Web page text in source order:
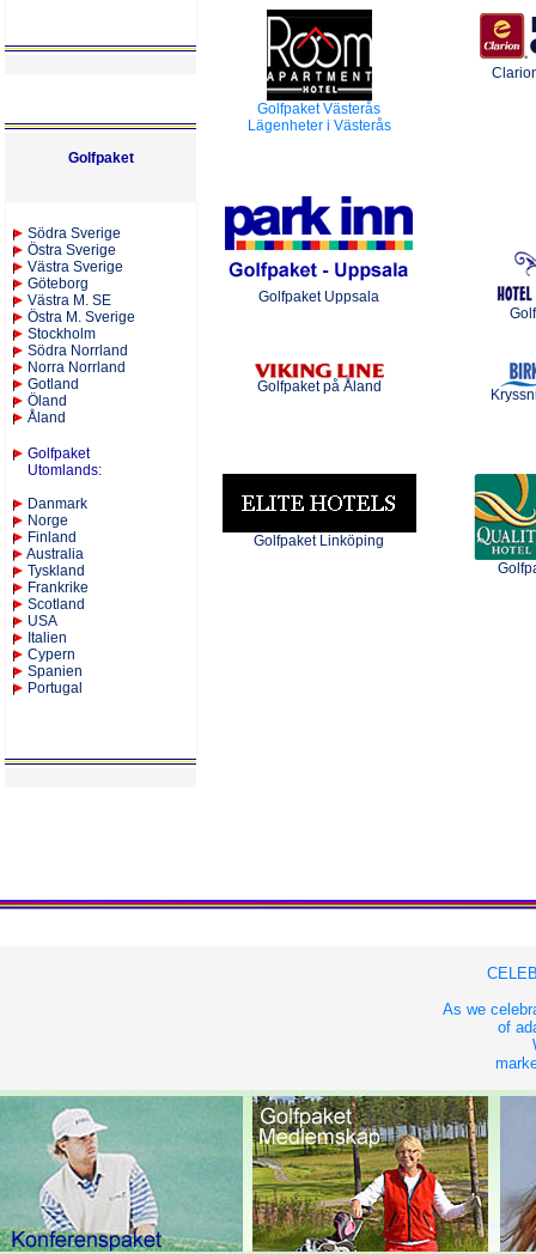
Golfpaket
Södra Sverige
Östra Sverige
Västra Sverige
Göteborg
Västra M. SE
Östra M. Sverige
Stockholm
Södra Norrland
Norra Norrland
Gotland
Öland
Åland
Golfpaket
Utomlands:
Danmark
Norge
Finland
Australia
Tyskland
Frankrike
Scotland
USA
Italien
Cypern
Spanien
Portugal
Golfpaket Västerås
Lägenheter i Västerås
Golfpaket Uppsala
Golfpaket på Åland
Golfpaket Linköping
As we
of